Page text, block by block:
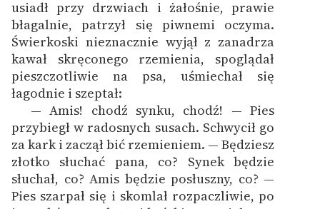
usiadł przy drzwiach i żałośnie, prawie
błagalnie, patrzył się piwnemi oczyma.
Świerkoski nieznacznie wyjął z zanadrza
kawał skręconego rzemienia, spoglądał
pieszczotliwie na psa, uśmiechał się
łagodnie i szeptał:
— Amis! chodź synku, chodź! — Pies
przybiegł w radosnych susach. Schwycił go
za kark i zaczął bić rzemieniem. — Będziesz
złotko słuchać pana, co? Synek będzie
słuchał, co? Amis będzie posłuszny, co? —
Pies szarpał się i skomlał rozpaczliwie, po